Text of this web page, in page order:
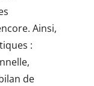
Ainsi,
:
de